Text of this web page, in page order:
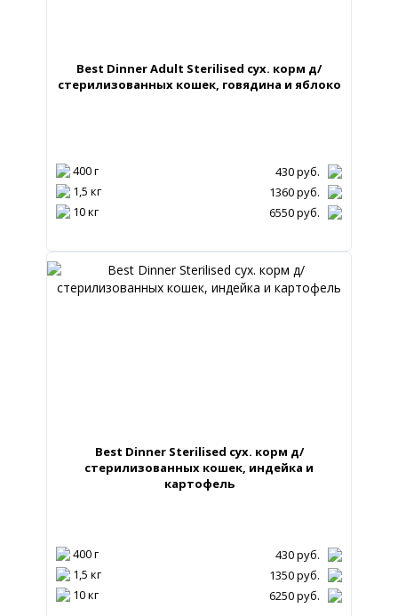
Best Dinner Adult Sterilised сух. корм д/
стерилизованных кошек, говядина и яблоко
400 г 430руб.
1,5 кг
1360руб.
10 кг
6550руб.
Best Dinner Sterilised сух. корм д/
стерилизованных кошек, индейка и
картофель
400 г 430руб.
1,5 кг
1350руб.
10 кг
6250руб.